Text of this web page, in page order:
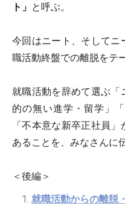
ト」 と呼ぶ。
今回はニート、そしてニ
職活動終盤での離脱をテ
就職活動を辞めて選ぶ「
的の無い進学・留学」
「不本意な新卒正社員
あることを、みなさんに
＜後編＞
就職活動からの離脱